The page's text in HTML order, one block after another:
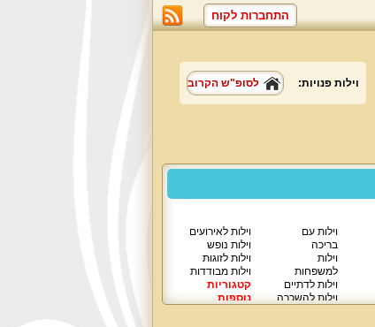
התחברות לקוח
וילות פנויות: לסופ"ש הקרוב
וילות עם
בריכה
וילות
למשפחות
וילות לדתיים
וילות להשכרה
וילות לאירועים
וילות נופש
וילות לזוגות
וילות מבודדות
קטגוריות
נוספות